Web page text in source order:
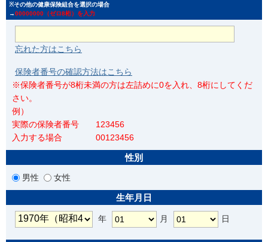
※その他の健康保険組合を選択の場合
→00000000（ゼロ8桁）を入力
忘れた方はこちら
保険者番号の確認方法はこちら
※保険者番号が8桁未満の方は左詰めに0を入れ、8桁にしてくだ
さい。
例）
実際の保険者番号 123456
入力する場合 00123456
性別
男性 女性
生年月日
年 月 日